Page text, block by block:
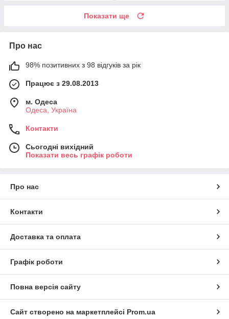
Показати ще
Про нас
98% позитивних з 98 відгуків за рік
Працює з 29.08.2013
м. Одеса
Одеса, Україна
Контакти
Сьогодні вихідний
Показати весь графік роботи
Про нас
Контакти
Доставка та оплата
Графік роботи
Повна версія сайту
Сайт створено на маркетплейсі Prom.ua